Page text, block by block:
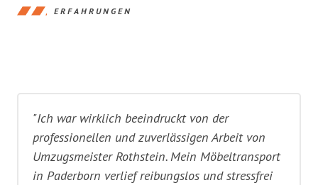
ERFAHRUNGEN
"Ich war wirklich beeindruckt von der
professionellen und zuverlässigen Arbeit von
Umzugsmeister Rothstein. Mein Möbeltransport
in Paderborn verlief reibungslos und stressfrei